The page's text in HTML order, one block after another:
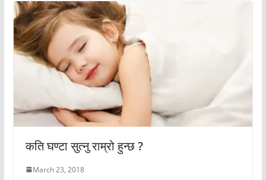
कति घण्टा सुत्नु राम्रो हुन्छ ?
March 23, 2018